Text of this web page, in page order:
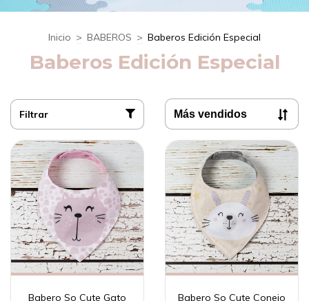
Inicio > BABEROS > Baberos Edición Especial
Baberos Edición Especial
Filtrar
Babero So Cute Gato Babero So Cute Conejo